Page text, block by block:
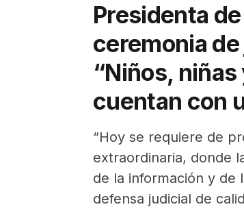
Presidenta
ceremonia
“Niños,
cuentan con
“Hoy se requiere de
extraordinaria, donde
de la información y de
defensa judicial de